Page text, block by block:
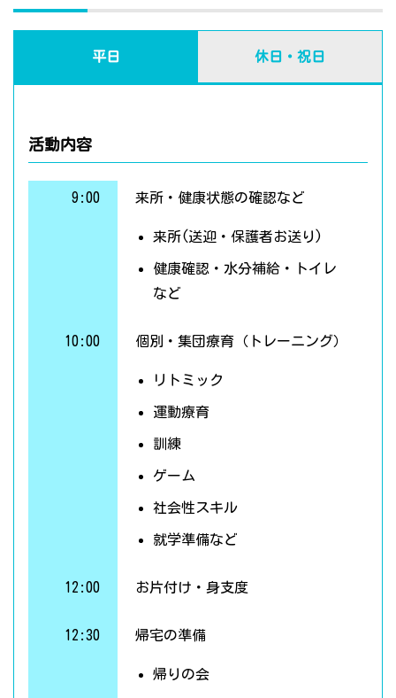
平日 休日・祝日
活動内容
9:00 来所・健康状態の確認など
来所(送迎・保護者お送り)
健康確認・水分補給・トイレ
など
10:00 個別・集団療育（トレーニング）
リトミック
運動療育
訓練
ゲーム
社会性スキル
就学準備など
12:00 お片付け・身支度
12:30 帰宅の準備
帰りの会